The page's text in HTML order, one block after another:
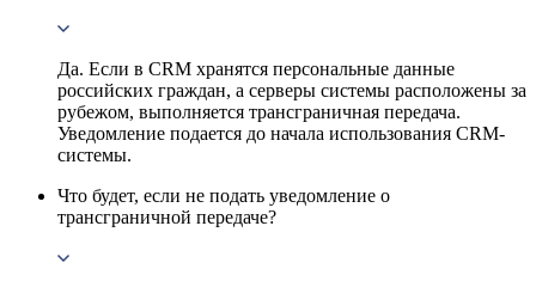
Да. Если в CRM хранятся персональные данные
российских граждан, а серверы системы расположены за
рубежом, выполняется трансграничная передача.
Уведомление подается до начала использования CRM-
системы.
Что будет, если не подать уведомление о
трансграничной передаче?